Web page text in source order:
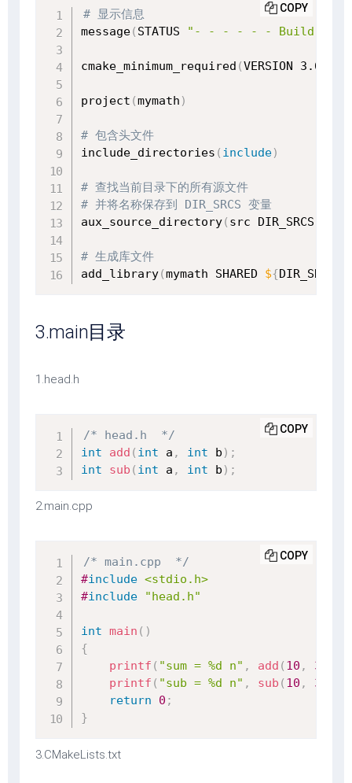
# 显示信息
message( STATUS "- - - - - - Build in
cmake_minimum_required (VERSION 3.6
project (mymath )
# 包含头文件
include_directories ( include)
# 查找当前目录下的所有源文件
# 并将名称保存到 DIR_SRCS 变量
aux_source_directory( src DIR_SRCS
# 生成库文件
add_library(mymath SHARED ${DIR_SRCS
COPY
3.main目录
1.head.h
/* head.h  */
int
add ( int a , int b ) ;
int
sub ( int a , int b ) ;
COPY
2.main.cpp
/* main.cpp  */
#include <stdio.h>
#include "head.h"
int main ( )
{
printf ( "sum = %d n" , add ( 10 , 3
printf ( "sub = %d n" , sub ( 10 , 3
return
0 ;
}
COPY
3.CMakeLists.txt